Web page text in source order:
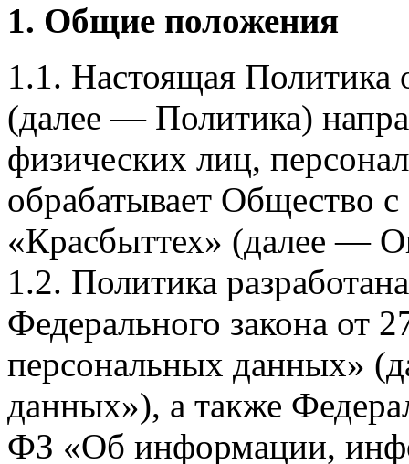
1. Общие положения
1.1. Настоящая Политика
(далее — Политика)
физических лиц,
обрабатывает Общество
«Красбыттех» (далее —
1.2. Политика
Федерального закона
персональных данных»
данных»), а также
ФЗ «Об информации,